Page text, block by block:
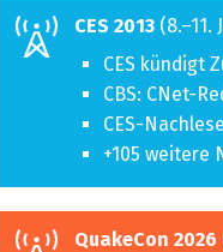
CES 2013 (8.–11.
CES kündigt
CBS: CNet-
CES-
+105 weitere
QuakeCon 2026